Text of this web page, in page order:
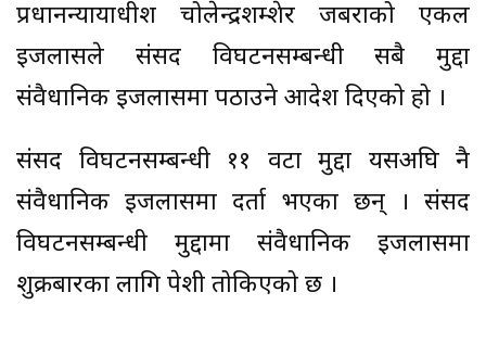
प्रधानन्यायाधीश चोलेन्द्रशम्शेर जबराको एकल
इजलासले संसद विघटनसम्बन्धी सबै मुद्दा
संवैधानिक इजलासमा पठाउने आदेश दिएको हो ।
संसद विघटनसम्बन्धी ११ वटा मुद्दा यसअघि नै
संवैधानिक इजलासमा दर्ता भएका छन् । संसद
विघटनसम्बन्धी मुद्दामा संवैधानिक इजलासमा
शुक्रबारका लागि पेशी तोकिएको छ ।